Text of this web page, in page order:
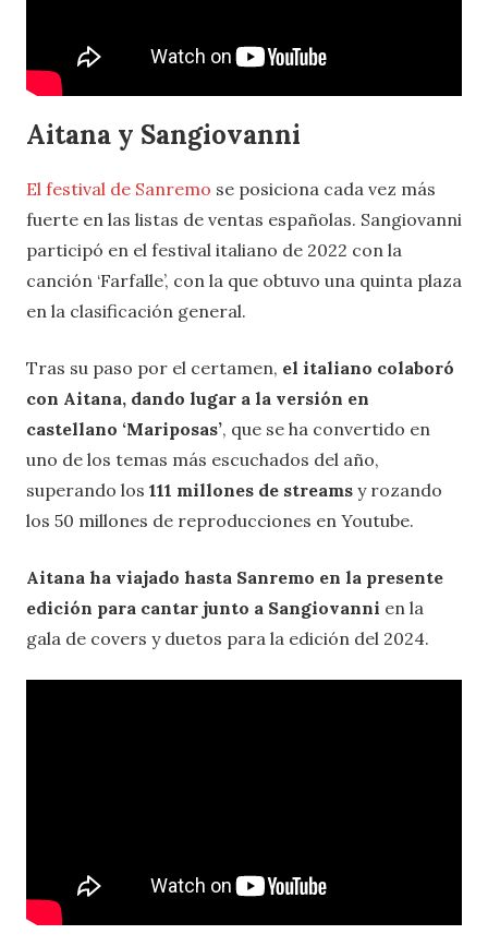
Aitana y Sangiovanni
El festival de Sanremo se posiciona cada vez más
fuerte en las listas de ventas españolas. Sangiovanni
participó en el festival italiano de 2022 con la
canción ‘Farfalle’, con la que obtuvo una quinta plaza
en la clasificación general.
Tras su paso por el certamen, el italiano colaboró
con Aitana, dando lugar a la versión en
castellano ‘Mariposas’, que se ha convertido en
uno de los temas más escuchados del año,
superando los 111 millones de streams y rozando
los 50 millones de reproducciones en Youtube.
Aitana ha viajado hasta Sanremo en la presente
edición para cantar junto a Sangiovanni en la
gala de covers y duetos para la edición del 2024.